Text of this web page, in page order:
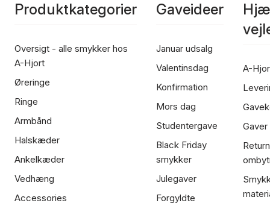
Produktkategorier
Oversigt - alle smykker hos
A-Hjort
Øreringe
Ringe
Armbånd
Halskæder
Ankelkæder
Vedhæng
Accessories
Gaveideer
Januar udsalg
Valentinsdag
Konfirmation
Mors dag
Studentergave
Black Friday
smykker
Julegaver
Forgyldte
A-